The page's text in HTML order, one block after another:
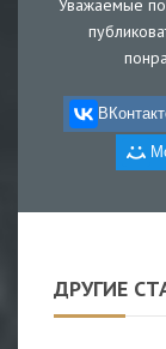
Уважаемые
ДРУГИЕ